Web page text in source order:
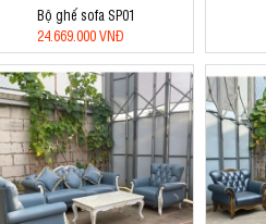
Bộ ghế sofa SP01
24.669.000 VNĐ